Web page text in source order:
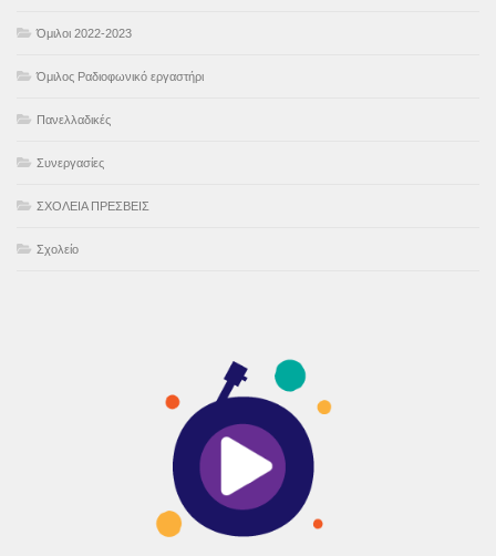
Όμιλοι 2022-2023
Όμιλος Ραδιοφωνικό εργαστήρι
Πανελλαδικές
Συνεργασίες
ΣΧΟΛΕΙΑ ΠΡΕΣΒΕΙΣ
Σχολείο